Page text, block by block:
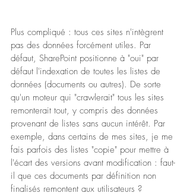
Plus compliqué : tous ces sites n'intègrent
pas des données forcément utiles. Par
défaut, SharePoint positionne à "oui" par
défaut l'indexation de toutes les listes de
données (documents ou autres). De sorte
qu'un moteur qui "crawlerait" tous les sites
remonterait tout, y compris des données
provenant de listes sans aucun intérêt. Par
exemple, dans certains de mes sites, je me
fais parfois des listes "copie" pour mettre à
l'écart des versions avant modification : faut-
il que ces documents par définition non
finalisés remontent aux utilisateurs ?